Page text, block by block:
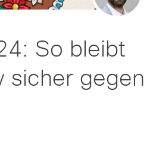
So bleibt
sicher gegen